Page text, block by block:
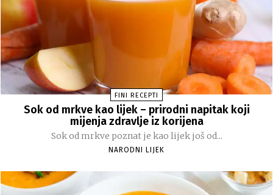
FINI RECEPTI
Sok od mrkve kao lijek – prirodni napitak koji
mijenja zdravlje iz korijena
Sok od mrkve poznat je kao lijek još od...
NARODNI LIJEK